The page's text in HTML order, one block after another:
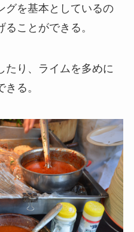
グを基本としているの
ことができる。
たり、ライムを多めに
る。